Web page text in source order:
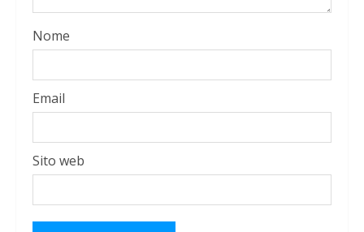
Nome
Email
Sito web